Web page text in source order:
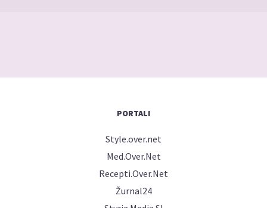
PORTALI
Style.over.net
Med.Over.Net
Recepti.Over.Net
Žurnal24